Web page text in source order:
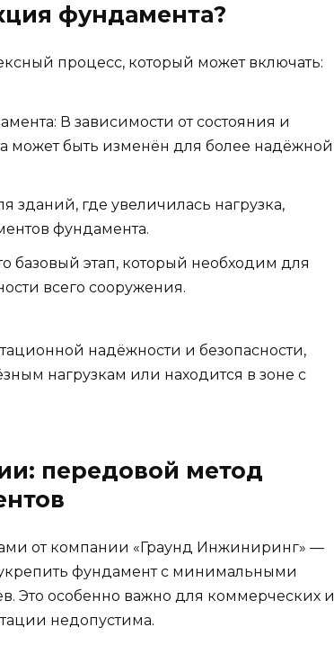
фундамента?
процесс, который может включать:
В зависимости от состояния и
может быть изменён для более надёжной
зданий, где увеличилась нагрузка,
фундамента.
базовый этап, который необходим для
всего сооружения.
надёжности и безопасности,
нагрузкам или находится в зоне с
передовой метод
от компании «Граунд Инжиниринг» —
фундамент с минимальными
Это особенно важно для коммерческих и
недопустима.